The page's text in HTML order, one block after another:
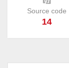
Source code
14